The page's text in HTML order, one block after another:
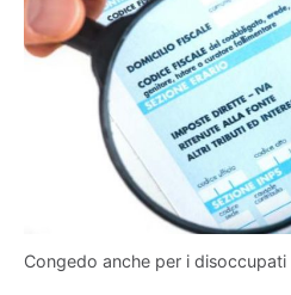
Congedo anche per i disoccupati